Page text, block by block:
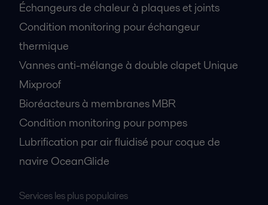
Échangeurs de chaleur à plaques et joints
Condition monitoring pour échangeur
thermique
Vannes anti-mélange à double clapet Unique
Mixproof
Bioréacteurs à membranes MBR
Condition monitoring pour pompes
Lubrification par air fluidisé pour coque de
navire OceanGlide
Services les plus populaires